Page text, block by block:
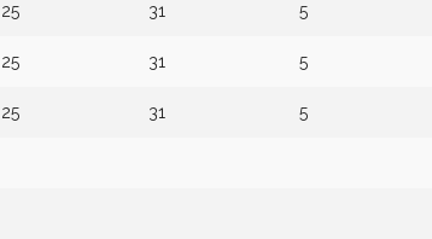
25 31 5
25 31 5
25 31 5